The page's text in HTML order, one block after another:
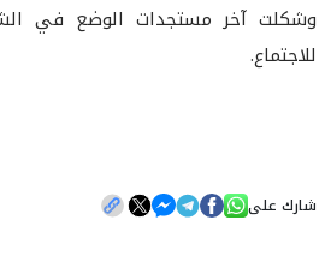
وشكلت آخر مستجدات الوضع في
للاجتماع.
شارك على